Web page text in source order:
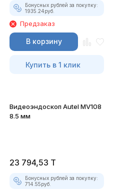
Бонусных рублей за покупку:
1935.24руб.
Предзаказ
В корзину
Купить в 1 клик
Видеоэндоскоп Autel MV108
8.5 мм
23 794,53 T
Бонусных рублей за покупку:
714.55руб.